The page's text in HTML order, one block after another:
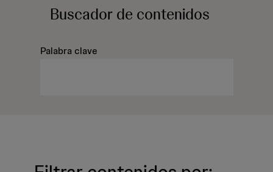
Palabra clave
Buscadorde contenidos